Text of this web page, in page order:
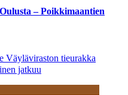
– Poikkimaantien
Väyläviraston tieurakka
jatkuu